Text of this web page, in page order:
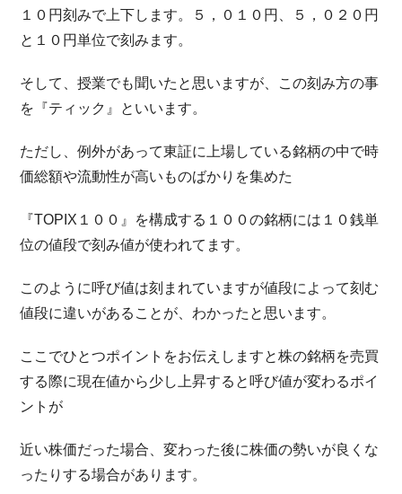
１０円刻みで上下します。５，０１０円、５，０２０円
と１０円単位で刻みます。
そして、授業でも聞いたと思いますが、この刻み方の事
を『ティック』といいます。
ただし、例外があって東証に上場している銘柄の中で時
価総額や流動性が高いものばかりを集めた
『TOPIX１００』を構成する１００の銘柄には１０銭単
位の値段で刻み値が使われてます。
このように呼び値は刻まれていますが値段によって刻む
値段に違いがあることが、わかったと思います。
ここでひとつポイントをお伝えしますと株の銘柄を売買
する際に現在値から少し上昇すると呼び値が変わるポイ
ントが
近い株価だった場合、変わった後に株価の勢いが良くな
ったりする場合があります。